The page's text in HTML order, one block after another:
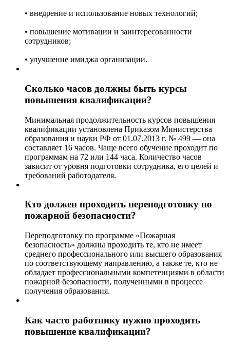
• внедрение и использование новых технологий;
• повышение мотивации и заинтересованности
сотрудников;
• улучшение имиджа организации.
Сколько часов должны быть курсы
повышения квалификации?
Минимальная продолжительность курсов повышения
квалификации установлена Приказом Министерства
образования и науки РФ от 01.07.2013 г. № 499 — она
составляет 16 часов. Чаще всего обучение проходит по
программам на 72 или 144 часа. Количество часов
зависит от уровня подготовки сотрудника, его целей и
требований работодателя.
Кто должен проходить переподготовку по
пожарной безопасности?
Переподготовку по программе «Пожарная
безопасность» должны проходить те, кто не имеет
среднего профессионального или высшего образования
по соответствующему направлению, а также те, кто не
обладает профессиональными компетенциями в области
пожарной безопасности, полученными в процессе
получения образования.
Как часто работнику нужно проходить
повышение квалификации?